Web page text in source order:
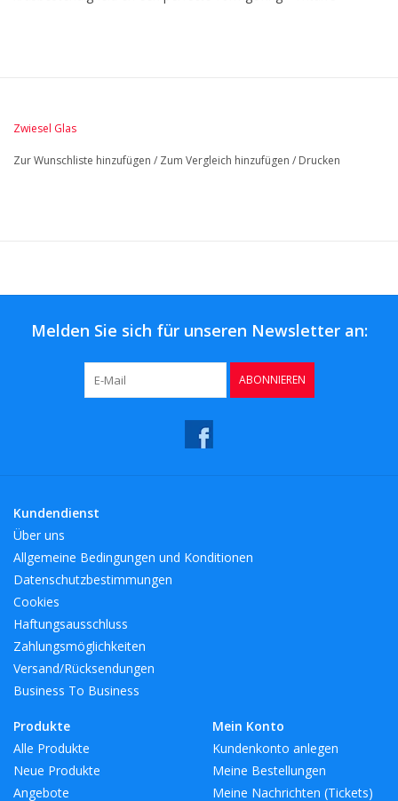
Zwiesel Glas
Zur Wunschliste hinzufügen / Zum Vergleich hinzufügen / Drucken
Melden Sie sich für unseren Newsletter an:
ABONNIEREN
Kundendienst
Über uns
Allgemeine Bedingungen und Konditionen
Datenschutzbestimmungen
Cookies
Haftungsausschluss
Zahlungsmöglichkeiten
Versand/Rücksendungen
Business To Business
Produkte
Alle Produkte
Neue Produkte
Angebote
Mein Konto
Kundenkonto anlegen
Meine Bestellungen
Meine Nachrichten (Tickets)